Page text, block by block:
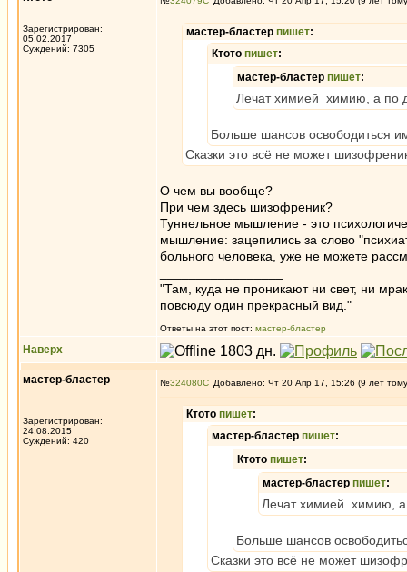
Зарегистрирован:
05.02.2017
Суждений: 7305
мастер-бластер пишет:
Ктото пишет:
мастер-бластер пишет:
Лечат химией химию, а по
Больше шансов освободиться
Сказки это всё не может
О чем вы вообще?
При чем здесь шизофреник?
Туннельное мышление - это
мышление: зацепились за слово
больного человека, уже не можете
"Там, куда не проникают ни свет, ни
повсюду один прекрасный вид."
Ответы на этот пост: мастер-бластер
Наверх
мастер-бластер
Зарегистрирован:
24.08.2015
Суждений: 420
№324080 Добавлено: Чт 20 Апр 17, 15:26 (9 лет
Ктото пишет:
мастер-бластер пишет:
Ктото пишет:
мастер-бластер пишет:
Лечат химией химию, а
Больше шансов
Сказки это всё не может